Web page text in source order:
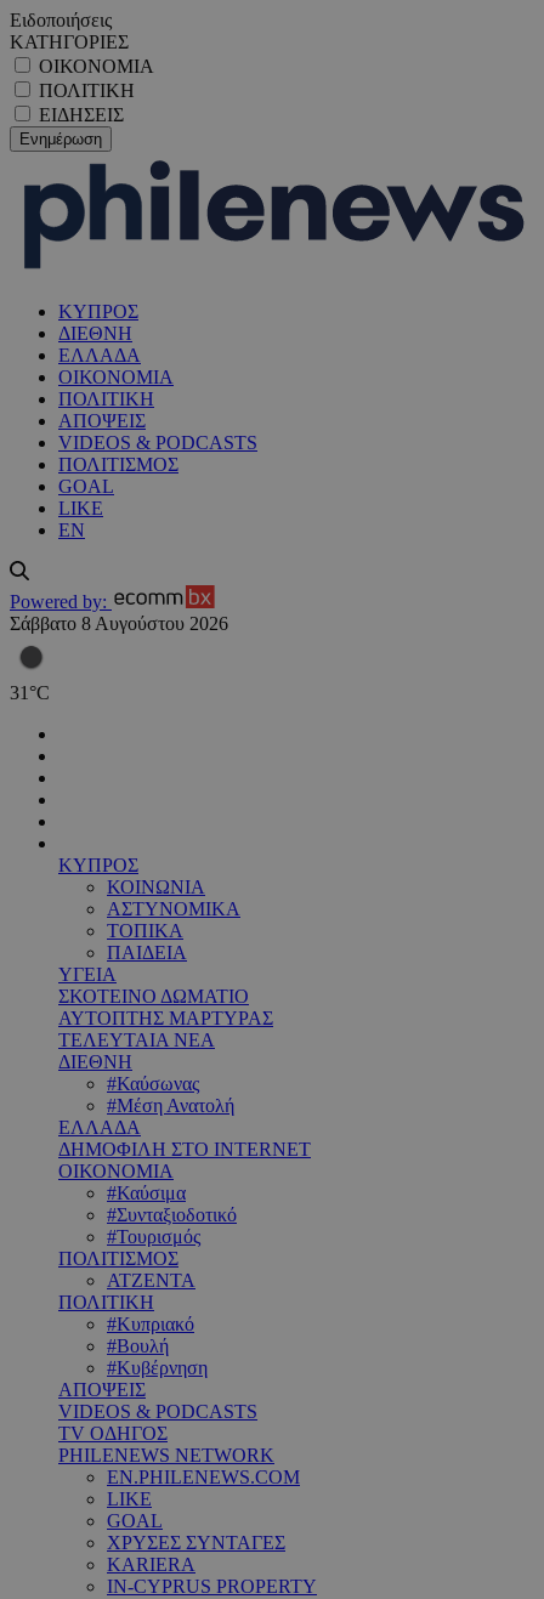
Ειδοποιήσεις
ΚΑΤΗΓΟΡΙΕΣ
ΟΙΚΟΝΟΜΙΑ
ΠΟΛΙΤΙΚΗ
ΕΙΔΗΣΕΙΣ
ΚΥΠΡΟΣ
ΔΙΕΘΝΗ
ΕΛΛΑΔΑ
ΟΙΚΟΝΟΜΙΑ
ΠΟΛΙΤΙΚΗ
ΑΠΟΨΕΙΣ
VIDEOS & PODCASTS
ΠΟΛΙΤΙΣΜΟΣ
GOAL
LIKE
EN
Powered by:
Σάββατο 8 Αυγούστου 2026
31 °C
ΚΥΠΡΟΣ
ΚΟΙΝΩΝΙΑ
ΑΣΤΥΝΟΜΙΚΑ
ΤΟΠΙΚΑ
ΠΑΙΔΕΙΑ
ΥΓΕΙΑ
ΣΚΟΤΕΙΝΟ ΔΩΜΑΤΙΟ
ΑΥΤΟΠΤΗΣ ΜΑΡΤΥΡΑΣ
ΤΕΛΕΥΤΑΙΑ ΝΕΑ
ΔΙΕΘΝΗ
#Καύσωνας
#Μέση Ανατολή
ΕΛΛΑΔΑ
ΔΗΜΟΦΙΛΗ ΣΤΟ INTERNET
ΟΙΚΟΝΟΜΙΑ
#Καύσιμα
#Συνταξιοδοτικό
#Τουρισμός
ΠΟΛΙΤΙΣΜΟΣ
ΑΤΖΕΝΤΑ
ΠΟΛΙΤΙΚΗ
#Κυπριακό
#Βουλή
#Κυβέρνηση
ΑΠΟΨΕΙΣ
VIDEOS & PODCASTS
TV ΟΔΗΓΟΣ
PHILENEWS NETWORK
EN.PHILENEWS.COM
LIKE
GOAL
ΧΡΥΣΕΣ ΣΥΝΤΑΓΕΣ
KARIERA
IN-CYPRUS PROPERTY